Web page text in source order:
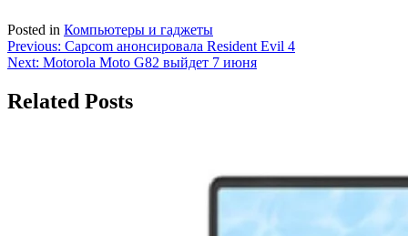
Posted in Компьютеры и гаджеты
Навигация
по
записям
Previous: Capcom анонсировала Resident Evil 4
Next: Motorola Moto G82 выйдет 7 июня
Related Posts